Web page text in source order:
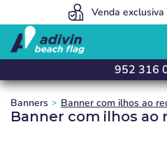
Fabricamos e
Venda
Somos tão baratos
952 316
Banners Banner com ilhos ao
Banner com ilhos ao